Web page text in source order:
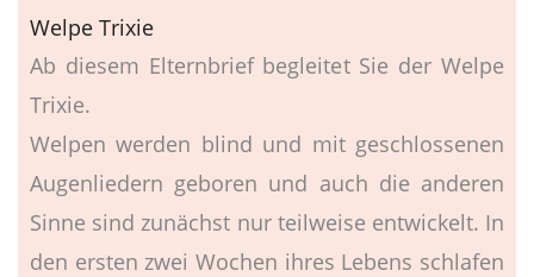
Welpe Trixie
Ab diesem Elternbrief begleitet Sie der Welpe
Trixie.
Welpen werden blind und mit geschlossenen
Augenliedern geboren und auch die anderen
Sinne sind zunächst nur teilweise entwickelt. In
den ersten zwei Wochen ihres Lebens schlafen